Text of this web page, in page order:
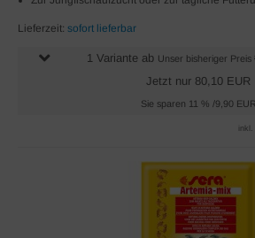
Lieferzeit: sofort lieferbar
1 Variante ab Unser bisheriger Preis
Jetzt nur 80,10 EUR
Sie sparen 11 % /9,90 EUR